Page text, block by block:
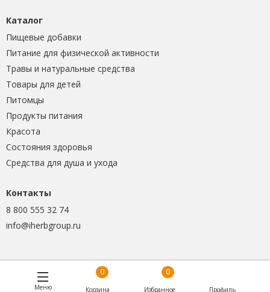
Каталог
Пищевые добавки
Питание для физической активности
Травы и натуральные средства
Товары для детей
Питомцы
Продукты питания
Красота
Состояния здоровья
Средства для душа и ухода
Контакты
8 800 555 32 74
info@iherbgroup.ru
Меню
0
Корзина
0
Избранное Профиль